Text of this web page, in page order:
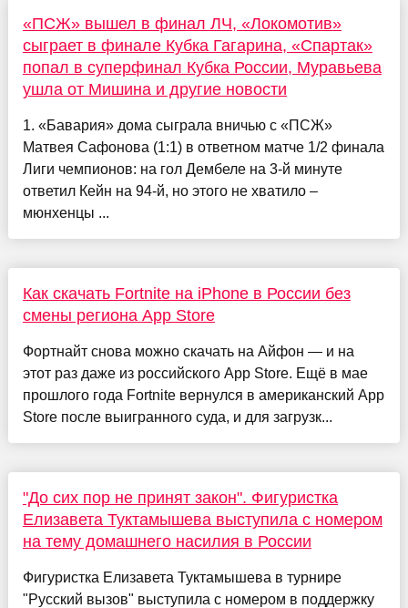
«ПСЖ» вышел в финал ЛЧ, «Локомотив»
сыграет в финале Кубка Гагарина, «Спартак»
попал в суперфинал Кубка России, Муравьева
ушла от Мишина и другие новости
1. «Бавария» дома сыграла вничью с «ПСЖ»
Матвея Сафонова (1:1) в ответном матче 1/2 финала
Лиги чемпионов: на гол Дембеле на 3-й минуте
ответил Кейн на 94-й, но этого не хватило –
мюнхенцы ...
Как скачать Fortnite на iPhone в России без
смены региона App Store
Фортнайт снова можно скачать на Айфон — и на
этот раз даже из российского App Store. Ещё в мае
прошлого года Fortnite вернулся в американский App
Store после выигранного суда, и для загрузк...
​​"До сих пор не принят закон". Фигуристка
Елизавета Туктамышева выступила с номером
на тему домашнего насилия в России
Фигуристка Елизавета Туктамышева в турнире
"Русский вызов" выступила с номером в поддержку